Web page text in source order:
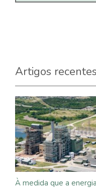
Artigos recentes
À medida que a